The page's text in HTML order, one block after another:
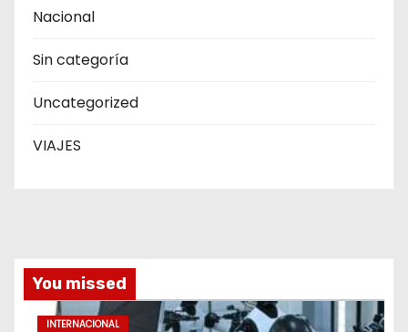
Nacional
Sin categoría
Uncategorized
VIAJES
You missed
INTERNACIONAL